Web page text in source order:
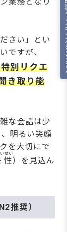
業務となり
さい」とい
ですが、
別リクエ
き取り能
な会話は少
明るい笑顔
を大切にで
性
せい
）を見込ん
推奨）